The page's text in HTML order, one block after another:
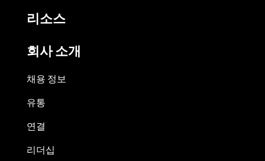
리소스
회사 소개
채용 정보
유통
연결
리더십